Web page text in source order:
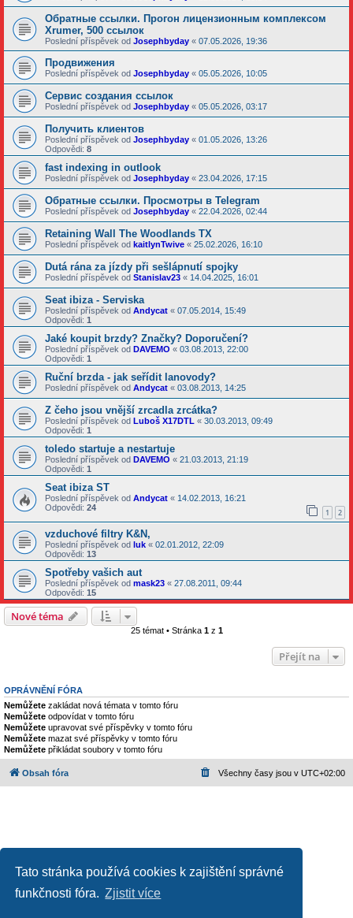
Tato stránka používá cookies k zajištění správné
funkčnosti fóra. Zjistit více
Обратные ссылки. Прогон лицензионным комплексом
Xrumer, 500 ссылок
Poslední příspěvek od Josephbyday « 07.05.2026, 19:36
Продвижения
Poslední příspěvek od Josephbyday « 05.05.2026, 10:05
Сервис создания ссылок
Poslední příspěvek od Josephbyday « 05.05.2026, 03:17
Получить клиентов
Poslední příspěvek od Josephbyday « 01.05.2026, 13:26
Odpovědi: 8
fast indexing in outlook
Poslední příspěvek od Josephbyday « 23.04.2026, 17:15
Обратные ссылки. Просмотры в Telegram
Poslední příspěvek od Josephbyday « 22.04.2026, 02:44
Retaining Wall The Woodlands TX
Poslední příspěvek od kaitlynTwive « 25.02.2026, 16:10
Dutá rána za jízdy při sešlápnutí spojky
Poslední příspěvek od Stanislav23 « 14.04.2025, 16:01
Seat ibiza - Serviska
Poslední příspěvek od Andycat « 07.05.2014, 15:49
Odpovědi: 1
Jaké koupit brzdy? Značky? Doporučení?
Poslední příspěvek od DAVEMO « 03.08.2013, 22:00
Odpovědi: 1
Ruční brzda - jak seřídit lanovody?
Poslední příspěvek od Andycat « 03.08.2013, 14:25
Z čeho jsou vnější zrcadla zrcátka?
Poslední příspěvek od Luboš X17DTL « 30.03.2013, 09:49
Odpovědi: 1
toledo startuje a nestartuje
Poslední příspěvek od DAVEMO « 21.03.2013, 21:19
Odpovědi: 1
Seat ibiza ST
Poslední příspěvek od Andycat « 14.02.2013, 16:21
Odpovědi: 24 1 2
vzduchové filtry K&N,
Poslední příspěvek od luk « 02.01.2012, 22:09
Odpovědi: 13
Spotřeby vašich aut
Poslední příspěvek od mask23 « 27.08.2011, 09:44
Odpovědi: 15
Nové téma
25 témat • Stránka 1z 1
Přejít na
OPRÁVNĚNÍ FÓRA
Nemůžete zakládat nová témata v tomto fóru
Nemůžete odpovídat v tomto fóru
Nemůžete upravovat své příspěvky v tomto fóru
Nemůžete mazat své příspěvky v tomto fóru
Nemůžete přikládat soubory v tomto fóru
Obsah fóra Všechny časy jsou v UTC+02:00